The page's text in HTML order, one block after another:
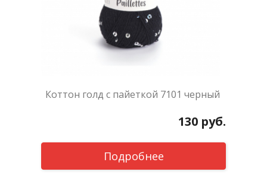
Коттон голд с пайеткой 7101 черный
130 руб.
Подробнее